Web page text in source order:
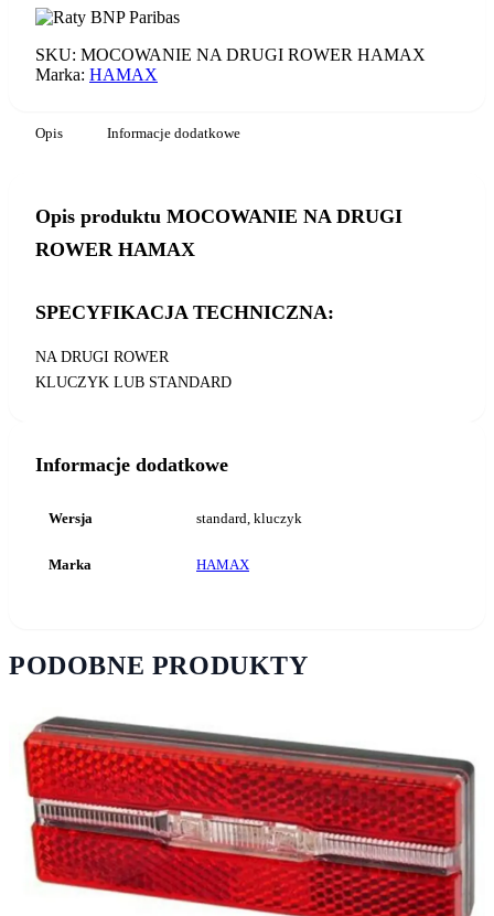
ROWER
HAMAX
SKU: MOCOWANIE NA DRUGI ROWER HAMAX
Marka: HAMAX
Opis Informacje dodatkowe
Opis produktu MOCOWANIE NA DRUGI
ROWER HAMAX
SPECYFIKACJA TECHNICZNA:
NA DRUGI ROWER
KLUCZYK LUB STANDARD
Informacje dodatkowe
Wersja standard, kluczyk
Marka HAMAX
PODOBNE PRODUKTY